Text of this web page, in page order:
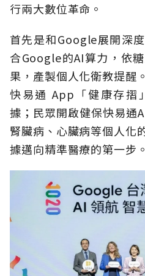
行兩大數位革命。
首先是和Google展開深
合Google的AI算力，依
果，產製個人化衛教提醒
快易通 App「健康存摺
據；民眾開啟健保快易通
腎臟病、心臟病等個人化
據邁向精準醫療的第一步。